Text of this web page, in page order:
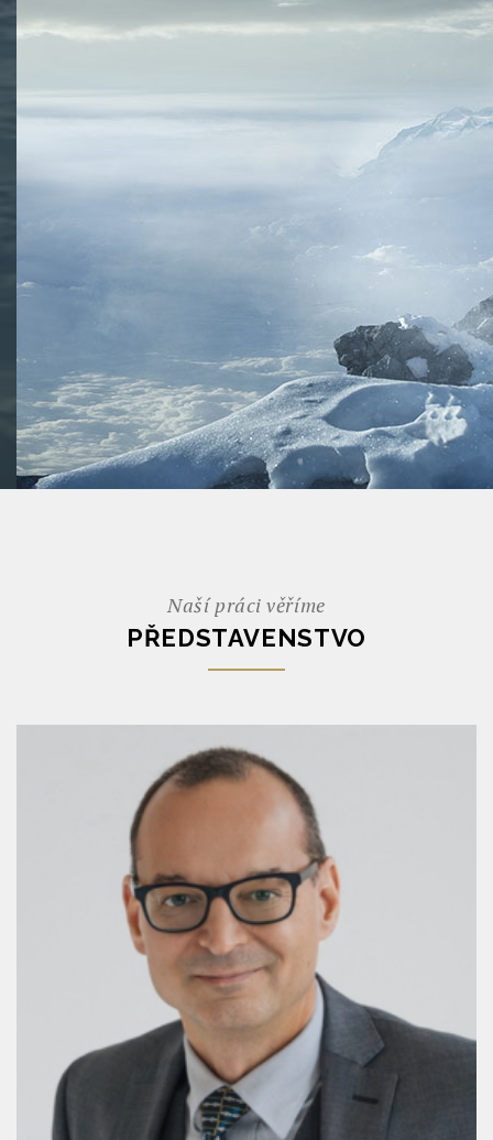
Naší práci věříme
PŘEDSTAVENSTVO